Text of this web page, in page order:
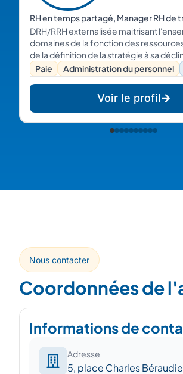
RH en temps partagé, Manager RH de
DRH/RRH externalisée maitrisant
domaines de la fonction des
de la définition de la stratégie à sa
opérationnelle.
Paie Administration du personnel
Voir le profil
Nous contacter
Coordonnées de
Informations de
Adresse
5, place Charles